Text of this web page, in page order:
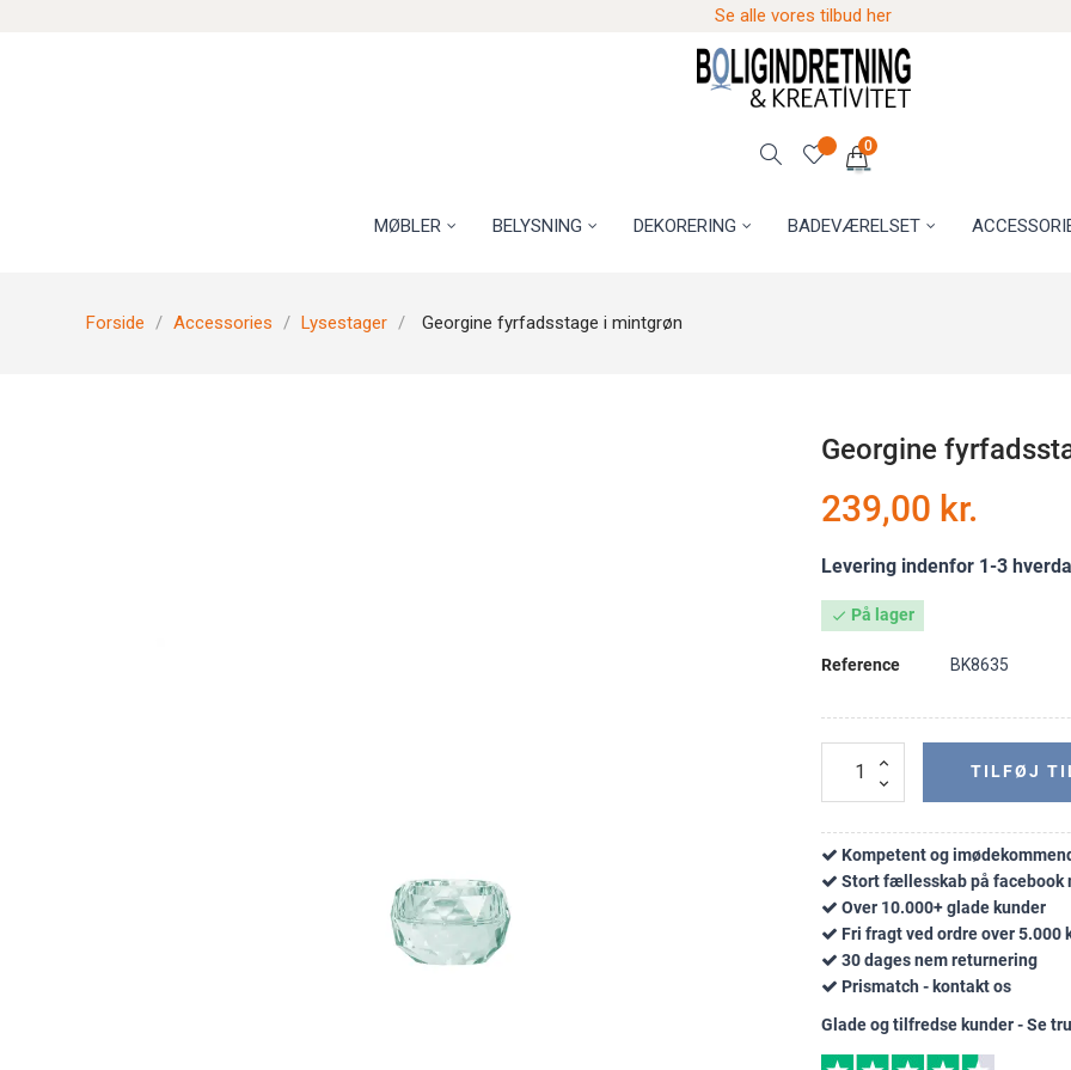
Se alle vores tilbud her
0
MØBLER BELYSNING DEKORERING BADEVÆRELSET
Forside Accessories Lysestager Georgine fyrfadsstage i mintgrøn
Georgine
239,00 kr.
Levering indenfor 1-3
 På lager
Reference BK8635
TILFØJ
Kompetent og
Stort fællesskab på facebook
Over 10.000+ glade kunder
Fri fragt ved ordre over 5.000
30 dages nem returnering
Prismatch - kontakt os
Glade og tilfredse kunder - Se